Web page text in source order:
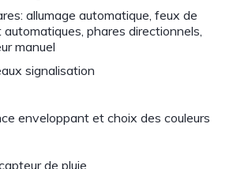
allumage automatique, feux de
phares directionnels,
manuel
signalisation
enveloppant et choix des couleurs
de pluie